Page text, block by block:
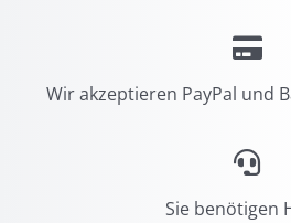
Wir akzeptieren PayPal und
Sie benötigen